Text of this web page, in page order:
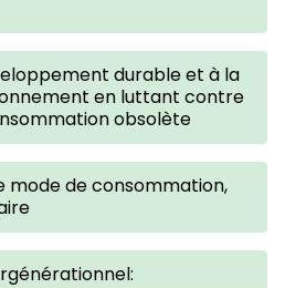
durable et à la
en luttant contre
obsolète
mode de consommation,